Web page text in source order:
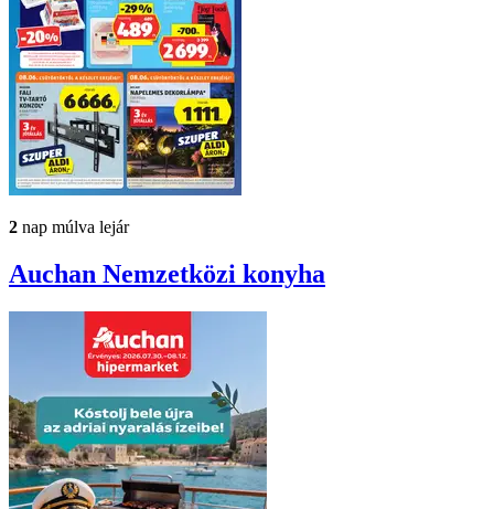
2 nap múlva lejár
Auchan Nemzetközi konyha